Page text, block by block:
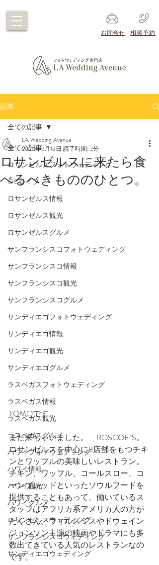
​お問合せ ​相談予約
記事
全ての記事
ロサンゼルスフォトウェディング
OCライフ
ロサンゼルス情報
ロサンゼルス観光
ロサンゼルスグルメ
サンフランシスコフォトウェディング
サンフランシスコ情報
サンフランシスコ観光
サンフランシスコグルメ
サンディエゴフォトウェディング
サンディエゴ情報
サンディエゴ観光
サンディエゴグルメ
ラスベガスフォトウェディング
ラスベガス情報
ラスベガス観光
ラスベガスグルメ
ハワイフォトウェディング
ハワイ情報
ハワイ観光
ハワイグルメ
ロサンゼルスウェディング
サンフランシスコウェディング
サンディエゴウェディング
全ての記事
ロサンゼルスに来たら食
べるべきもののひとつ。
LA Wedding Avenue
2024年2月18日 読了時間: 2分
TOMOです。
また来ちゃいました。　ROSCOE`S。
ロサンゼルスを中心に8店舗をもつチキ
ンとワッフルの美味しいレストラン。
チキン、ワッフル、コールスロー、コ
ーンブレッドといったソウルフードを
提供することもあって、働いているス
タッフはアフリカ系アメリカ人の方が
たくさん。ウィルスミスやドウェイン
ジョンソン主演の映画やドラマにも多
数出てきている人気のレストランなの
です。